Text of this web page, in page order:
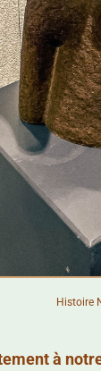
Histoire
à